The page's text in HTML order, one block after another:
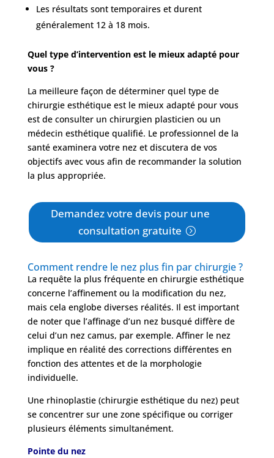
Les résultats sont temporaires et durent
généralement 12 à 18 mois.
Quel type d’intervention est le mieux adapté pour
vous ?
La meilleure façon de déterminer quel type de
chirurgie esthétique est le mieux adapté pour vous
est de consulter un chirurgien plasticien ou un
médecin esthétique qualifié. Le professionnel de la
santé examinera votre nez et discutera de vos
objectifs avec vous afin de recommander la solution
la plus appropriée.
Demandez votre devis pour une
consultation gratuite
Comment rendre le nez plus fin par chirurgie ?
La requête la plus fréquente en chirurgie esthétique
concerne l’affinement ou la modification du nez,
mais cela englobe diverses réalités. Il est important
de noter que l’affinage d’un nez busqué diffère de
celui d’un nez camus, par exemple. Affiner le nez
implique en réalité des corrections différentes en
fonction des attentes et de la morphologie
individuelle.
Une rhinoplastie (chirurgie esthétique du nez) peut
se concentrer sur une zone spécifique ou corriger
plusieurs éléments simultanément.
Pointe du nez